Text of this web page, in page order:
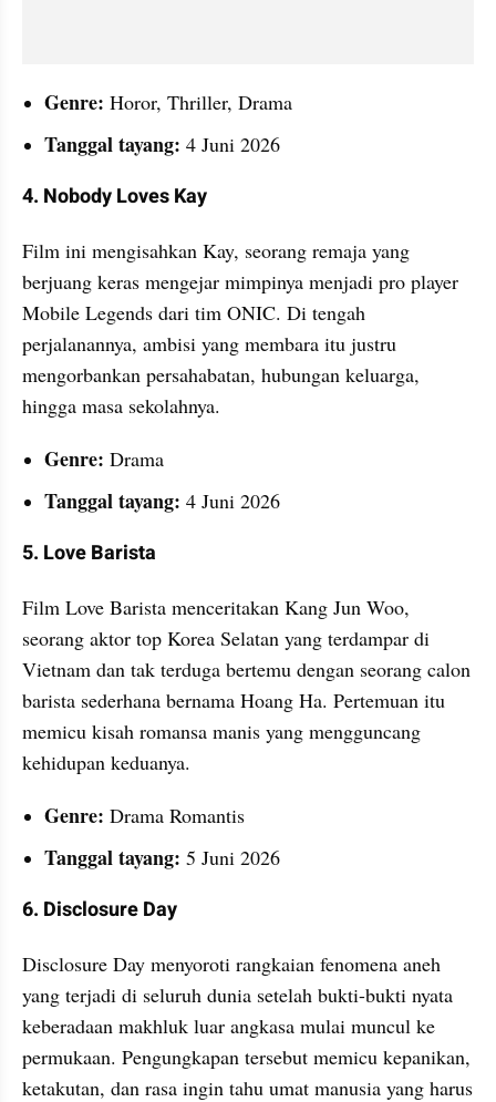
Genre: Horor, Thriller, Drama
Tanggal tayang: 4 Juni 2026
4. Nobody Loves Kay
Film ini mengisahkan Kay, seorang remaja yang
berjuang keras mengejar mimpinya menjadi pro player
Mobile Legends dari tim ONIC. Di tengah
perjalanannya, ambisi yang membara itu justru
mengorbankan persahabatan, hubungan keluarga,
hingga masa sekolahnya.
Genre: Drama
Tanggal tayang: 4 Juni 2026
5. Love Barista
Film Love Barista menceritakan Kang Jun Woo,
seorang aktor top Korea Selatan yang terdampar di
Vietnam dan tak terduga bertemu dengan seorang calon
barista sederhana bernama Hoang Ha. Pertemuan itu
memicu kisah romansa manis yang mengguncang
kehidupan keduanya.
Genre: Drama Romantis
Tanggal tayang: 5 Juni 2026
6. Disclosure Day
Disclosure Day menyoroti rangkaian fenomena aneh
yang terjadi di seluruh dunia setelah bukti-bukti nyata
keberadaan makhluk luar angkasa mulai muncul ke
permukaan. Pengungkapan tersebut memicu kepanikan,
ketakutan, dan rasa ingin tahu umat manusia yang harus